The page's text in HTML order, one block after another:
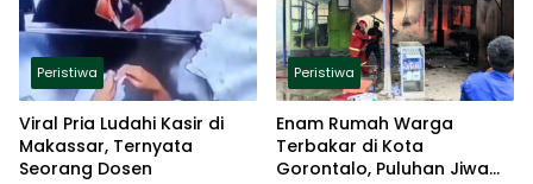
Peristiwa
Viral Pria Ludahi Kasir di
Makassar, Ternyata
Seorang Dosen
Peristiwa
Enam Rumah Warga
Terbakar di Kota
Gorontalo, Puluhan Jiwa